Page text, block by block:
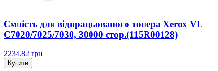
Ємність для відпрацьованого тонера Xerox VL
C7020/7025/7030, 30000 стор.(115R00128)
2234.82 грн
Купити